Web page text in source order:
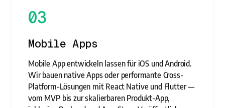
03
Mobile Apps
Mobile App entwickeln lassen für iOS und Android.
Wir bauen native Apps oder performante Cross-
Platform-Lösungen mit React Native und Flutter —
vom MVP bis zur skalierbaren Produkt-App,